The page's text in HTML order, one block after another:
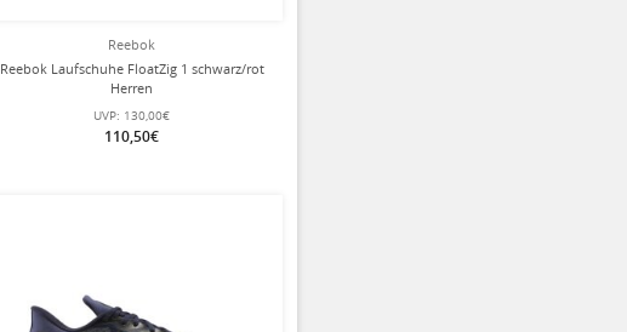
Reebok
Reebok Laufschuhe FloatZig 1 schwarz/rot
Herren
UVP: 130,00€
110,50€